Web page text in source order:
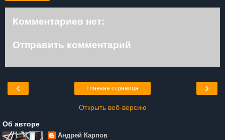
Комментариев нет:
Отправить комментарий
‹ ›
Главная страница
Открыть веб-версию
Об авторе
Андрей Карпов